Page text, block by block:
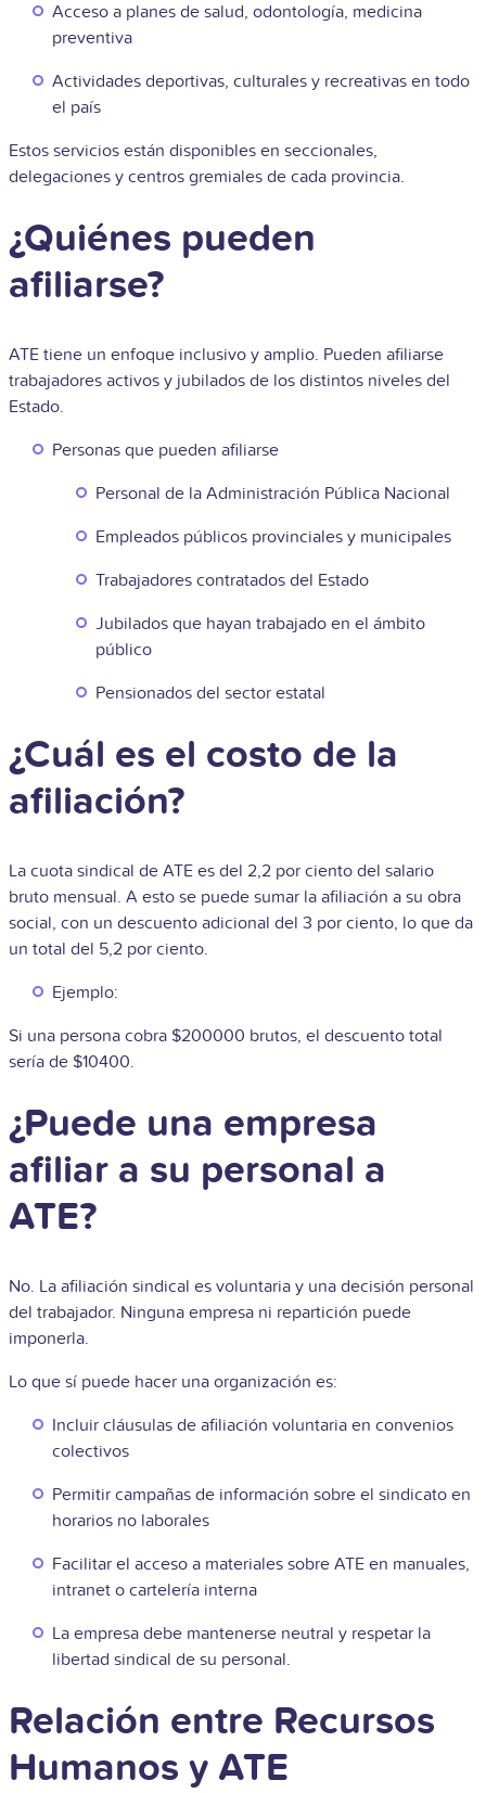
Acceso a planes de salud, odontología, medicina
preventiva
Actividades deportivas, culturales y recreativas en todo
el país
Estos servicios están disponibles en seccionales,
delegaciones y centros gremiales de cada provincia.
¿Quiénes pueden
afiliarse?
ATE tiene un enfoque inclusivo y amplio. Pueden afiliarse
trabajadores activos y jubilados de los distintos niveles del
Estado.
Personas que pueden afiliarse
Personal de la Administración Pública Nacional
Empleados públicos provinciales y municipales
Trabajadores contratados del Estado
Jubilados que hayan trabajado en el ámbito
público
Pensionados del sector estatal
¿Cuál es el costo de la
afiliación?
La cuota sindical de ATE es del 2,2 por ciento del salario
bruto mensual. A esto se puede sumar la afiliación a su obra
social, con un descuento adicional del 3 por ciento, lo que da
un total del 5,2 por ciento.
Ejemplo:
Si una persona cobra $200000 brutos, el descuento total
sería de $10400.
¿Puede una empresa
afiliar a su personal a
ATE?
No. La afiliación sindical es voluntaria y una decisión personal
del trabajador. Ninguna empresa ni repartición puede
imponerla.
Lo que sí puede hacer una organización es:
Incluir cláusulas de afiliación voluntaria en convenios
colectivos
Permitir campañas de información sobre el sindicato en
horarios no laborales
Facilitar el acceso a materiales sobre ATE en manuales,
intranet o cartelería interna
La empresa debe mantenerse neutral y respetar la
libertad sindical de su personal.
Relación entre Recursos
Humanos y ATE